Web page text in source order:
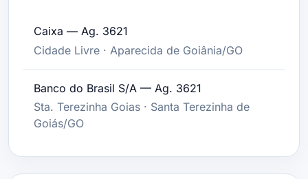
Caixa — Ag. 3621
Cidade Livre · Aparecida de Goiânia/GO
Banco do Brasil S/A — Ag. 3621
Sta. Terezinha Goias · Santa Terezinha de
Goiás/GO